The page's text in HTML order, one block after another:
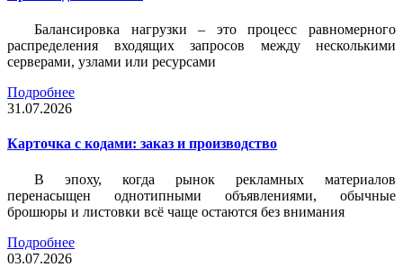
Балансировка нагрузки – это процесс равномерного
распределения входящих запросов между несколькими
серверами, узлами или ресурсами
Подробнее
31.07.2026
Карточка c кодами: заказ и производство
В эпоху, когда рынок рекламных материалов
перенасыщен однотипными объявлениями, обычные
брошюры и листовки всё чаще остаются без внимания
Подробнее
03.07.2026